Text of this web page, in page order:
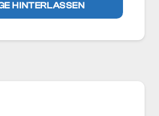
HINTERLASSEN